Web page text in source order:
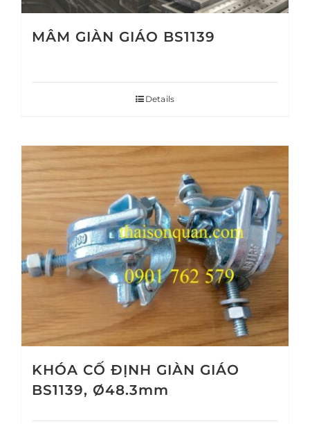
MÂM GIÀN GIÁO BS1139
Details
KHÓA CỐ ĐỊNH GIÀN GIÁO
BS1139, Ø48.3mm